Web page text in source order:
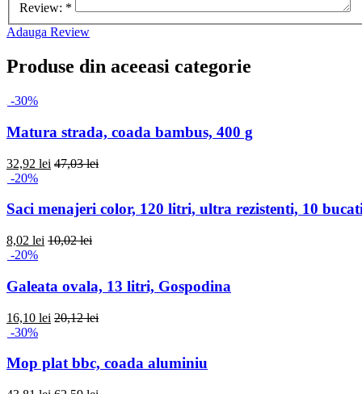
Review: *
Adauga Review
Produse din aceeasi categorie
-30%
Matura strada, coada bambus, 400 g
32,92 lei 47,03 lei
-20%
Saci menajeri color, 120 litri, ultra rezistenti, 10
8,02 lei 10,02 lei
-20%
Galeata ovala, 13 litri, Gospodina
16,10 lei 20,12 lei
-30%
Mop plat bbc, coada aluminiu